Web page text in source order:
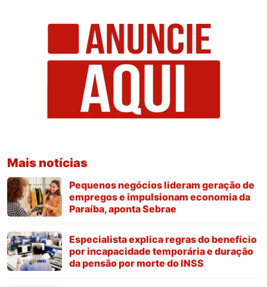
Mais notícias
Pequenos negócios lideram geração de
empregos e impulsionam economia da
Paraíba, aponta Sebrae
Especialista explica regras do benefício
por incapacidade temporária e duração
da pensão por morte do INSS